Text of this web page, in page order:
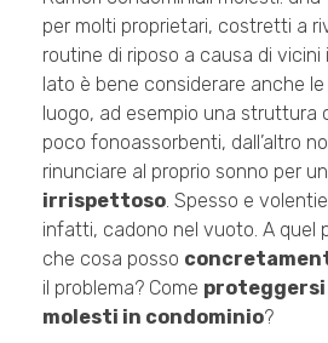
per molti proprietari, costretti a
routine di riposo a causa di vicini
lato è bene considerare anche
luogo, ad esempio una struttura
poco fonoassorbenti, dall’altro
rinunciare al proprio sonno per un
irrispettoso . Spesso e
infatti, cadono nel vuoto. A quel
che cosa posso
il problema? Come proteggersi
molesti in condominio?